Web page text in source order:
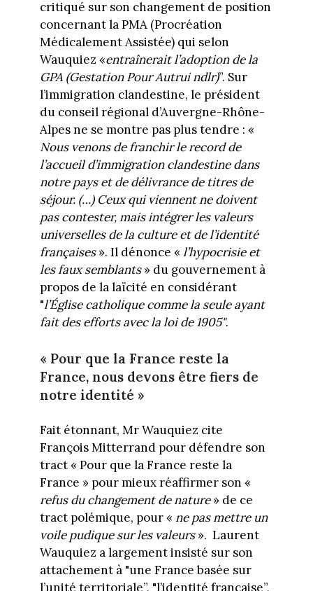
critiqué sur son changement de position
concernant la PMA (Procréation
Médicalement Assistée) qui selon
Wauquiez «entraînerait l’adoption de la
GPA (Gestation Pour Autrui ndlr)”. Sur
l’immigration clandestine, le président
du conseil régional d’Auvergne-Rhône-
Alpes ne se montre pas plus tendre : «
Nous venons de franchir le record de
l’accueil d’immigration clandestine dans
notre pays et de délivrance de titres de
séjour. (…) Ceux qui viennent ne doivent
pas contester, mais intégrer les valeurs
universelles de la culture et de l’identité
françaises». Il dénonce « l’hypocrisie et
les faux semblants» du gouvernement à
propos de la laïcité en considérant
"l’Église catholique comme la seule ayant
fait des efforts avec la loi de 1905".
« Pour que la France reste la
France, nous devons être fiers de
notre identité »
Fait étonnant, Mr Wauquiez cite
François Mitterrand pour défendre son
tract « Pour que la France reste la
France » pour mieux réaffirmer son «
refus du changement de nature» de ce
tract polémique, pour « ne pas mettre un
voile pudique sur les valeurs». Laurent
Wauquiez a largement insisté sur son
attachement à "une France basée sur
l’unité territoriale”, "l’identité française”,